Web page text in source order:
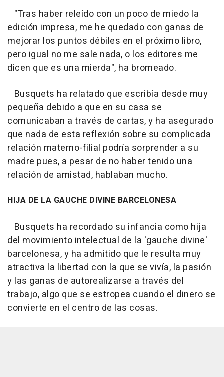
"Tras haber releído con un poco de miedo la
edición impresa, me he quedado con ganas de
mejorar los puntos débiles en el próximo libro,
pero igual no me sale nada, o los editores me
dicen que es una mierda", ha bromeado.
Busquets ha relatado que escribía desde muy
pequeña debido a que en su casa se
comunicaban a través de cartas, y ha asegurado
que nada de esta reflexión sobre su complicada
relación materno-filial podría sorprender a su
madre pues, a pesar de no haber tenido una
relación de amistad, hablaban mucho.
HIJA DE LA GAUCHE DIVINE BARCELONESA
Busquets ha recordado su infancia como hija
del movimiento intelectual de la 'gauche divine'
barcelonesa, y ha admitido que le resulta muy
atractiva la libertad con la que se vivía, la pasión
y las ganas de autorealizarse a través del
trabajo, algo que se estropea cuando el dinero se
convierte en el centro de las cosas.